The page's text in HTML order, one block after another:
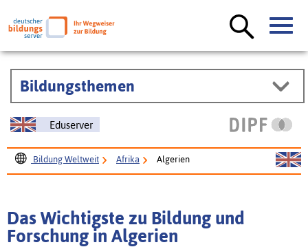
Bildungsthemen
Eduserver
Bildung Weltweit Afrika Algerien
Das Wichtigste zu Bildung und
Forschung in Algerien